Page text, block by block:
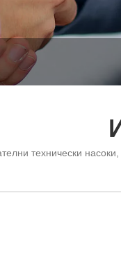
технически